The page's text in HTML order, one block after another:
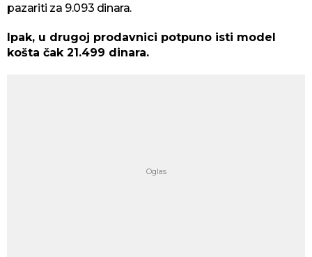
pazariti za 9.093 dinara.
Ipak, u drugoj prodavnici potpuno isti model
košta čak 21.499 dinara.